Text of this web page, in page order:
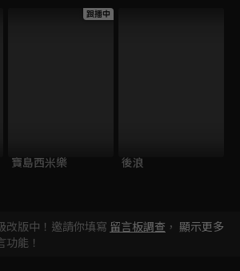
跟播中
寶島西米樂 後浪
改版中！邀請你填寫 留言板調查 ，
能！
顯示更多